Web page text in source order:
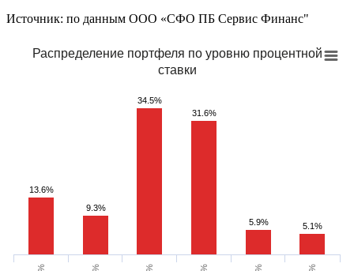
Источник: по данным ООО «СФО ПБ Сервис Финанс"
Распределение портфеля по уровню процентной
ставки
13.6%
9.3%
34.5%
31.6%
5.9% 5.1%